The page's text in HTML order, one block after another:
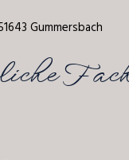
Gummersbach